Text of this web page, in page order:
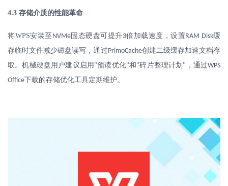
4.3 存储介质的性能革命
将WPS安装至 NVMe固态硬盘可提升3倍加载速度，设置RAM Disk缓
存临时文件减少磁盘读写，通过 PrimoCache创建二级缓存加速文档存
取。机械硬盘用户建议启用 "预读优化"和 "碎片整理计划 " ，通过WPS
Office下载的存储优化工具定期维护。